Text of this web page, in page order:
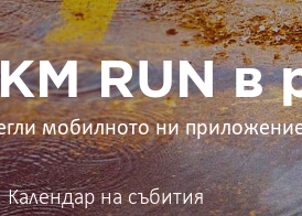
RUN в
мобилното ни
Календар на събития